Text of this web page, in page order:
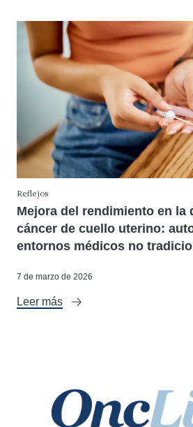
Reflejos
Mejora del rendimiento en la
cáncer de cuello uterino:
entornos médicos no
7 de marzo de 2026
Leer más